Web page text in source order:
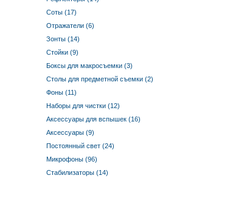
Соты (17)
Отражатели (6)
Зонты (14)
Стойки (9)
Боксы для макросъемки (3)
Столы для предметной съемки (2)
Фоны (11)
Наборы для чистки (12)
Аксессуары для вспышек (16)
Аксессуары (9)
Постоянный свет (24)
Микрофоны (96)
Стабилизаторы (14)